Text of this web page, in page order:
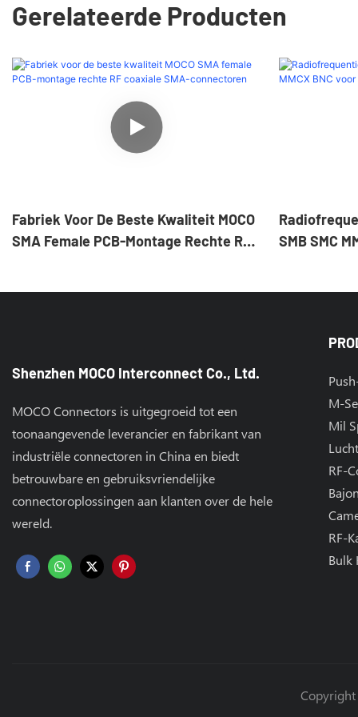
Gerelateerde Producten
Fabriek Voor De Beste Kwaliteit MOCO
SMA Female PCB-Montage Rechte RF
SMB SMC
Shenzhen MOCO Interconnect Co., Ltd.
MOCO Connectors is uitgegroeid tot een
toonaangevende leverancier en fabrikant van
industriële connectoren in China en biedt
betrouwbare en gebruiksvriendelijke
connectoroplossingen aan klanten over de hele
wereld.
M-
Mil
RF-
RF-
Bulk
Copyright